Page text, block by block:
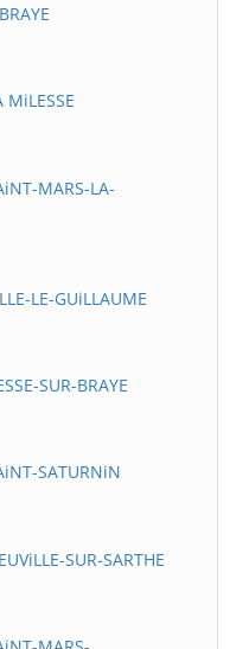
MARS-LA-
LE-GUiLLAUME
SUR-BRAYE
SATURNiN
SUR-SARTHE